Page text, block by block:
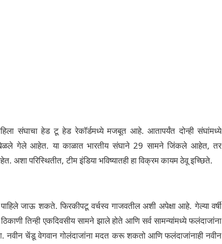
संघाचा हेड टू हेड रेकॉर्डमध्ये मजबूत आहे. आतापर्यंत दोन्ही संघांमध्ये
गेले आहेत. या काळात भारतीय संघाने 29 सामने जिंकले आहेत, तर
परिस्थितीत, टीम इंडिया भविष्यातही हा विक्रम कायम ठेवू इच्छिते.
जाऊ शकते. फिरकीपटू वर्चस्व गाजवतील अशी अपेक्षा आहे. गेल्या वर्षी
तिन्ही एकदिवसीय सामने झाले होते आणि सर्व सामन्यांमध्ये फलंदाजांना
नवीन चेंडू वेगवान गोलंदाजांना मदत करू शकतो आणि फलंदाजांनाही नवीन